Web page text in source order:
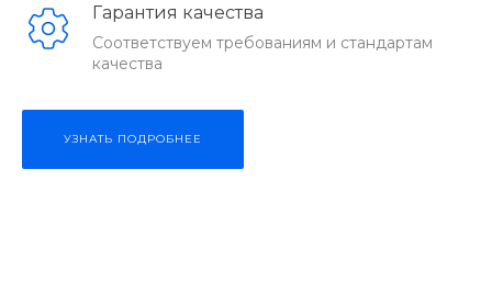
Гарантия качества
Соответствуем требованиям и стандартам
качества
УЗНАТЬ ПОДРОБНЕЕ